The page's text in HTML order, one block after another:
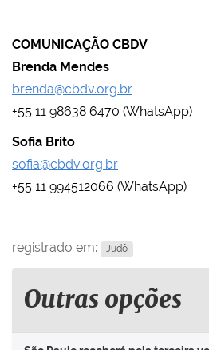
COMUNICAÇÃO CBDV
Brenda Mendes
brenda@cbdv.org.br
+55 11 98638 6470 (WhatsApp)
Sofia Brito
sofia@cbdv.org.br
+55 11 994512066 (WhatsApp)
registrado em: Judô
Outras opções